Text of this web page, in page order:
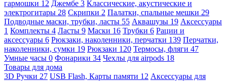
гармошки 12 Джембе 3 Классические, акустические и
электрогитары 28 Скрипки 2 Палатки, спальные мешки 29
Подводные маски, трубки, ласты 55 Аквашузы 19 Аксессуары
1 Комплекты 4 Ласты 9 Маски 16 Трубки 6 Рации и
аксессуары 6 Рюкзаки, наколенники, перчатки 139 Перчатки,
наколенники, сумки 19 Рюкзаки 120 Термосы, фляги 47
Умные часы 0 Фонарики 34 Чехлы для airpods 18
Товары для дома
3D Ручки 27 USB Flash, Карты памяти 12 Аксессуары для